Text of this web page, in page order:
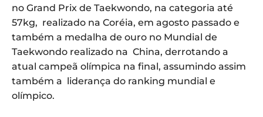
no Grand Prix de Taekwondo, na categoria até
57kg, realizado na Coréia, em agosto passado e
também a medalha de ouro no Mundial de
Taekwondo realizado na China, derrotando a
atual campeã olímpica na final, assumindo assim
também a liderança do ranking mundial e
olímpico.